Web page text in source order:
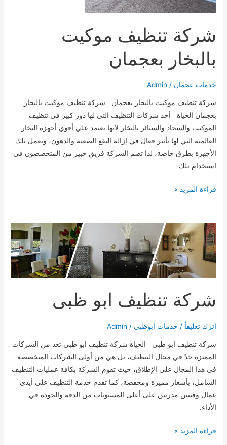
شركة تنظيف موكيت
بالبخار بعجمان
خدمات عجمان /
Admin
شركة تنظيف موكيت بالبخار بعجمان شركة تنظيف موكيت بالبخار
بعجمان الحياة أحد شركات التنظيف التي لها دور كبير في تنظيف
الموكيت والسجاد والستائر بالبخار لأنها تعتمد علي أقوي أجهزة البخار
العالمية التي لها تأثير فعال في إزالة البقع الصعبة والدهون، وتعمل تلك
الأجهزة بطرق خاصة، لذا تضم الشركة فريق خبير من المتخصصون في
استخدام تلك
شركة
موكيت
بالبخار
بعجمان
قراءة المزيد »
شركة تنظيف ابو ظبى
اترك تعليقاً / خدمات ابوظبى /
Admin
شركة تنظيف ابو ظبى الحياة شركة تنظيف ابو ظبى تعد من الشركات
المميزة جدً في مجال التنظيف، بل هي من أولى الشركات المتخصصة
في هذا المجال على الإطلاق، حيث تقوم الشركة بكافة عمليات التنظيف
الشامل، بأسعار مميزة ومخفضة، كما تقدم خدمة التنظيف على أيدي
عمال وفنيين مدربين على أعلى المستويات من الدقة والجودة في
الأداء.
شركة
قراءة المزيد »